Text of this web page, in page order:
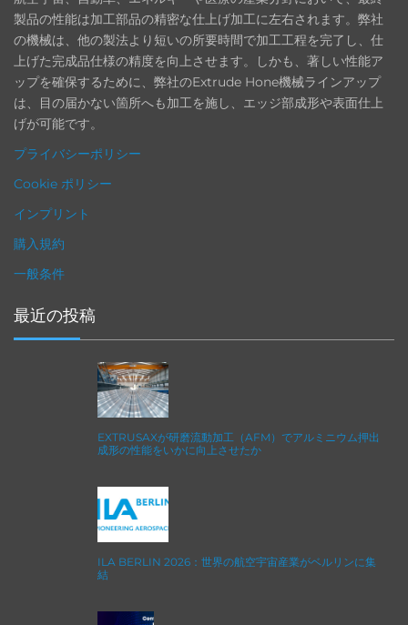
製品の性能は加工部品の精密な仕上げ加工に左右されます。弊社
の機械は、他の製法より短いの所要時間で加工工程を完了し、仕
上げた完成品仕様の精度を向上させます。しかも、著しい性能ア
ップを確保するために、弊社のExtrude Hone機械ラインアップ
は、目の届かない箇所へも加工を施し、エッジ部成形や表面仕上
げが可能です。
プライバシーポリシー
Cookie ポリシー
インプリント
購入規約
一般条件
最近の投稿
EXTRUSAXが研磨流動加工（AFM）でアルミニウム押出
成形の性能をいかに向上させたか
ILA BERLIN 2026：世界の航空宇宙産業がベルリンに集
結